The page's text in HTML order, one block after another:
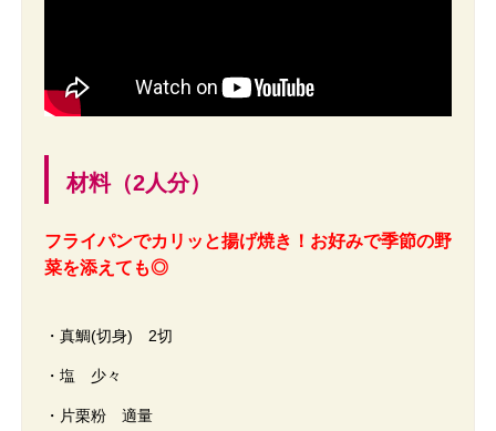
材料（2人分）
フライパンでカリッと揚げ焼き！ お好みで季節の野
菜を添えても◎
・真鯛(切身) 2切
・塩 少々
・片栗粉 適量